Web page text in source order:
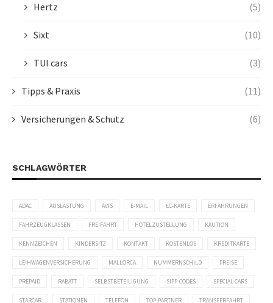
Hertz (5)
Sixt (10)
TUI cars (3)
Tipps & Praxis (11)
Versicherungen & Schutz (6)
SCHLAGWÖRTER
ADAC AUSLASTUNG AVIS E-MAIL EC-KARTE ERFAHRUNGEN
FAHRZEUGKLASSEN FREIFAHRT HOTELZUSTELLUNG KAUTION
KENNZEICHEN KINDERSITZ KONTAKT KOSTENLOS KREDITKARTE
LEIHWAGENVERSICHERUNG MALLORCA NUMMERNSCHILD PREISE
PREPAID RABATT SELBSTBETEILIGUNG SIPP-CODES SPECIAL-CARS
STARCAR STATIONEN TELEFON TOP-PARTNER TRANSFERFAHRT